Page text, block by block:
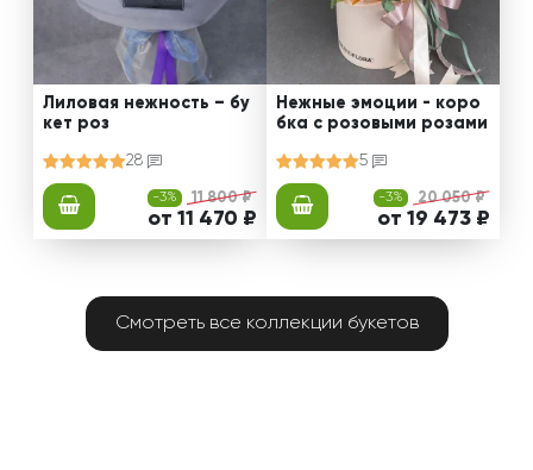
Лиловая нежность – бу
кет роз
28
-3% 11 800 ₽
от 11 470 ₽
Нежные эмоции - коро
бка с розовыми розами
5
-3% 20 050 ₽
от 19 473 ₽
Смотреть все коллекции букетов